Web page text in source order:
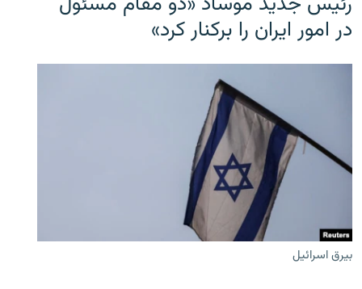
در امور ایران را برکنار کرد»
بیرق اسرائیل